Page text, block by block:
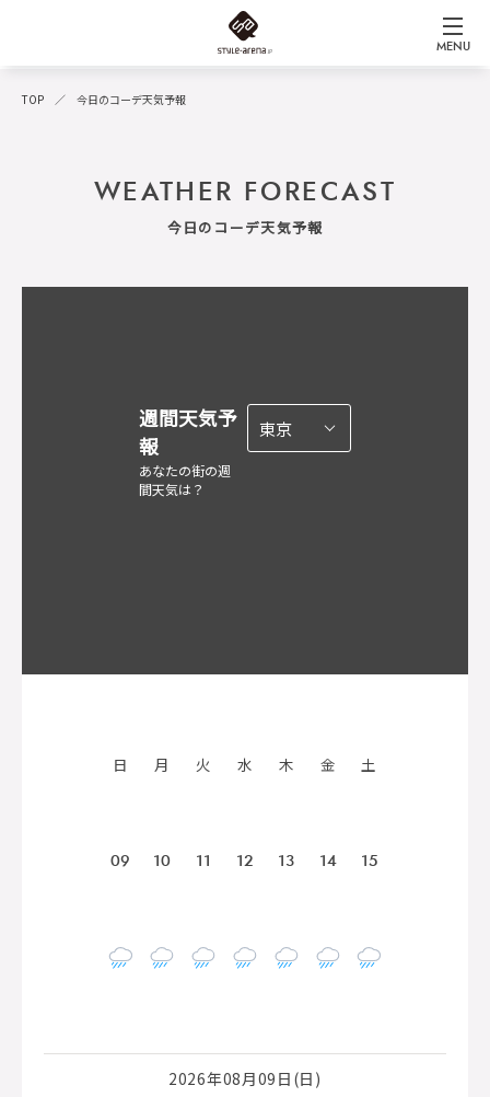
MENU
TOP 今日のコーデ天気予報
WEATHER FORECAST
今日のコーデ天気予報
週間天気予
報
あなたの街の週
間天気は？
日
09
月
10
火
11
水
12
木
13
金
14
土
15
2026年08月09日(日)